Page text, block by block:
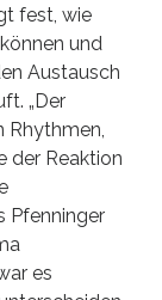
fest, wie
und
Austausch
„Der
Rhythmen,
der Reaktion
Pfenninger
es